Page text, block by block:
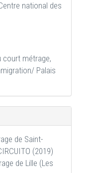
national des
court métrage,
Palais
de Saint-
(2019)
de Lille (Les